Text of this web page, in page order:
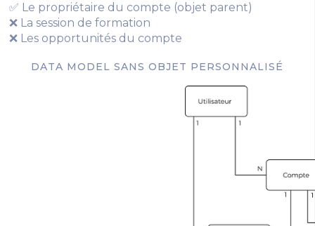
✅ Le propriétaire du compte (objet parent)
❌ La session de formation
❌ Les opportunités du compte
DATA MODEL SANS OBJET PERSONNALISÉ